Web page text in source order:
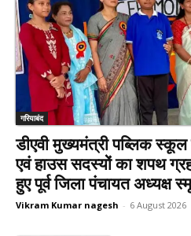
गरियाबंद
डीएवी मुख्यमंत्री पब्लिक स्कूल
एवं हाउस सदस्यों का शपथ
हुए पूर्व जिला पंचायत अध्यक्ष
Vikram Kumar nagesh - 6 August 2026